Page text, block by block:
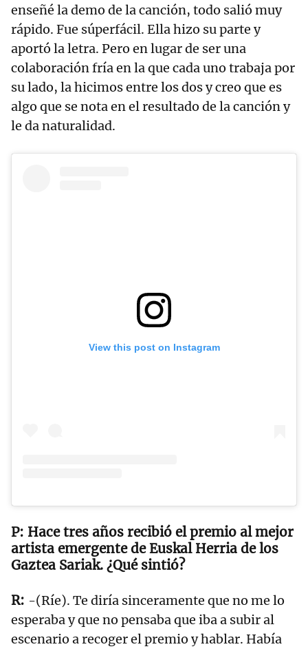
enseñé la demo de la canción, todo salió muy
rápido. Fue súperfácil. Ella hizo su parte y
aportó la letra. Pero en lugar de ser una
colaboración fría en la que cada uno trabaja por
su lado, la hicimos entre los dos y creo que es
algo que se nota en el resultado de la canción y
le da naturalidad.
View this post on Instagram
Hace tres años recibió el premio al mejor
artista emergente de Euskal Herria de los
Gaztea Sariak. ¿Qué sintió?
-(Ríe). Te diría sinceramente que no me lo
esperaba y que no pensaba que iba a subir al
escenario a recoger el premio y hablar. Había